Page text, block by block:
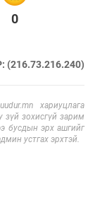
0
(216.73.216.240)
хариуцлага
зохисгүй зарим
бусдын эрх ашгийг
устгах эрхтэй.